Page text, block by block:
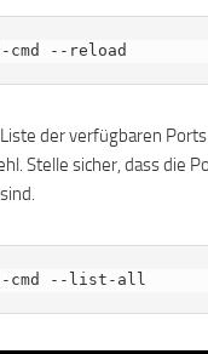
--reload
der verfügbaren
Stelle sicher, dass die
cmd --list-all